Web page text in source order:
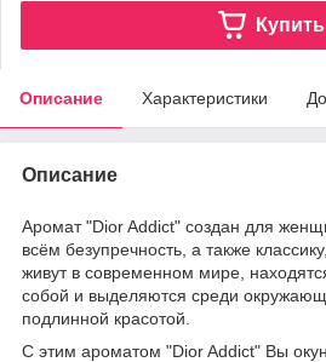
Купить
Описание Характеристики
Описание
Аромат "Dior Addict" создан для
всём безупречность, а также
живут в современном мире,
собой и выделяются среди
подлинной красотой.
С этим ароматом "Dior Addict" Вы